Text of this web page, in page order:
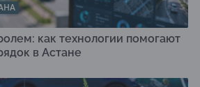
как технологии помогают
в Астане